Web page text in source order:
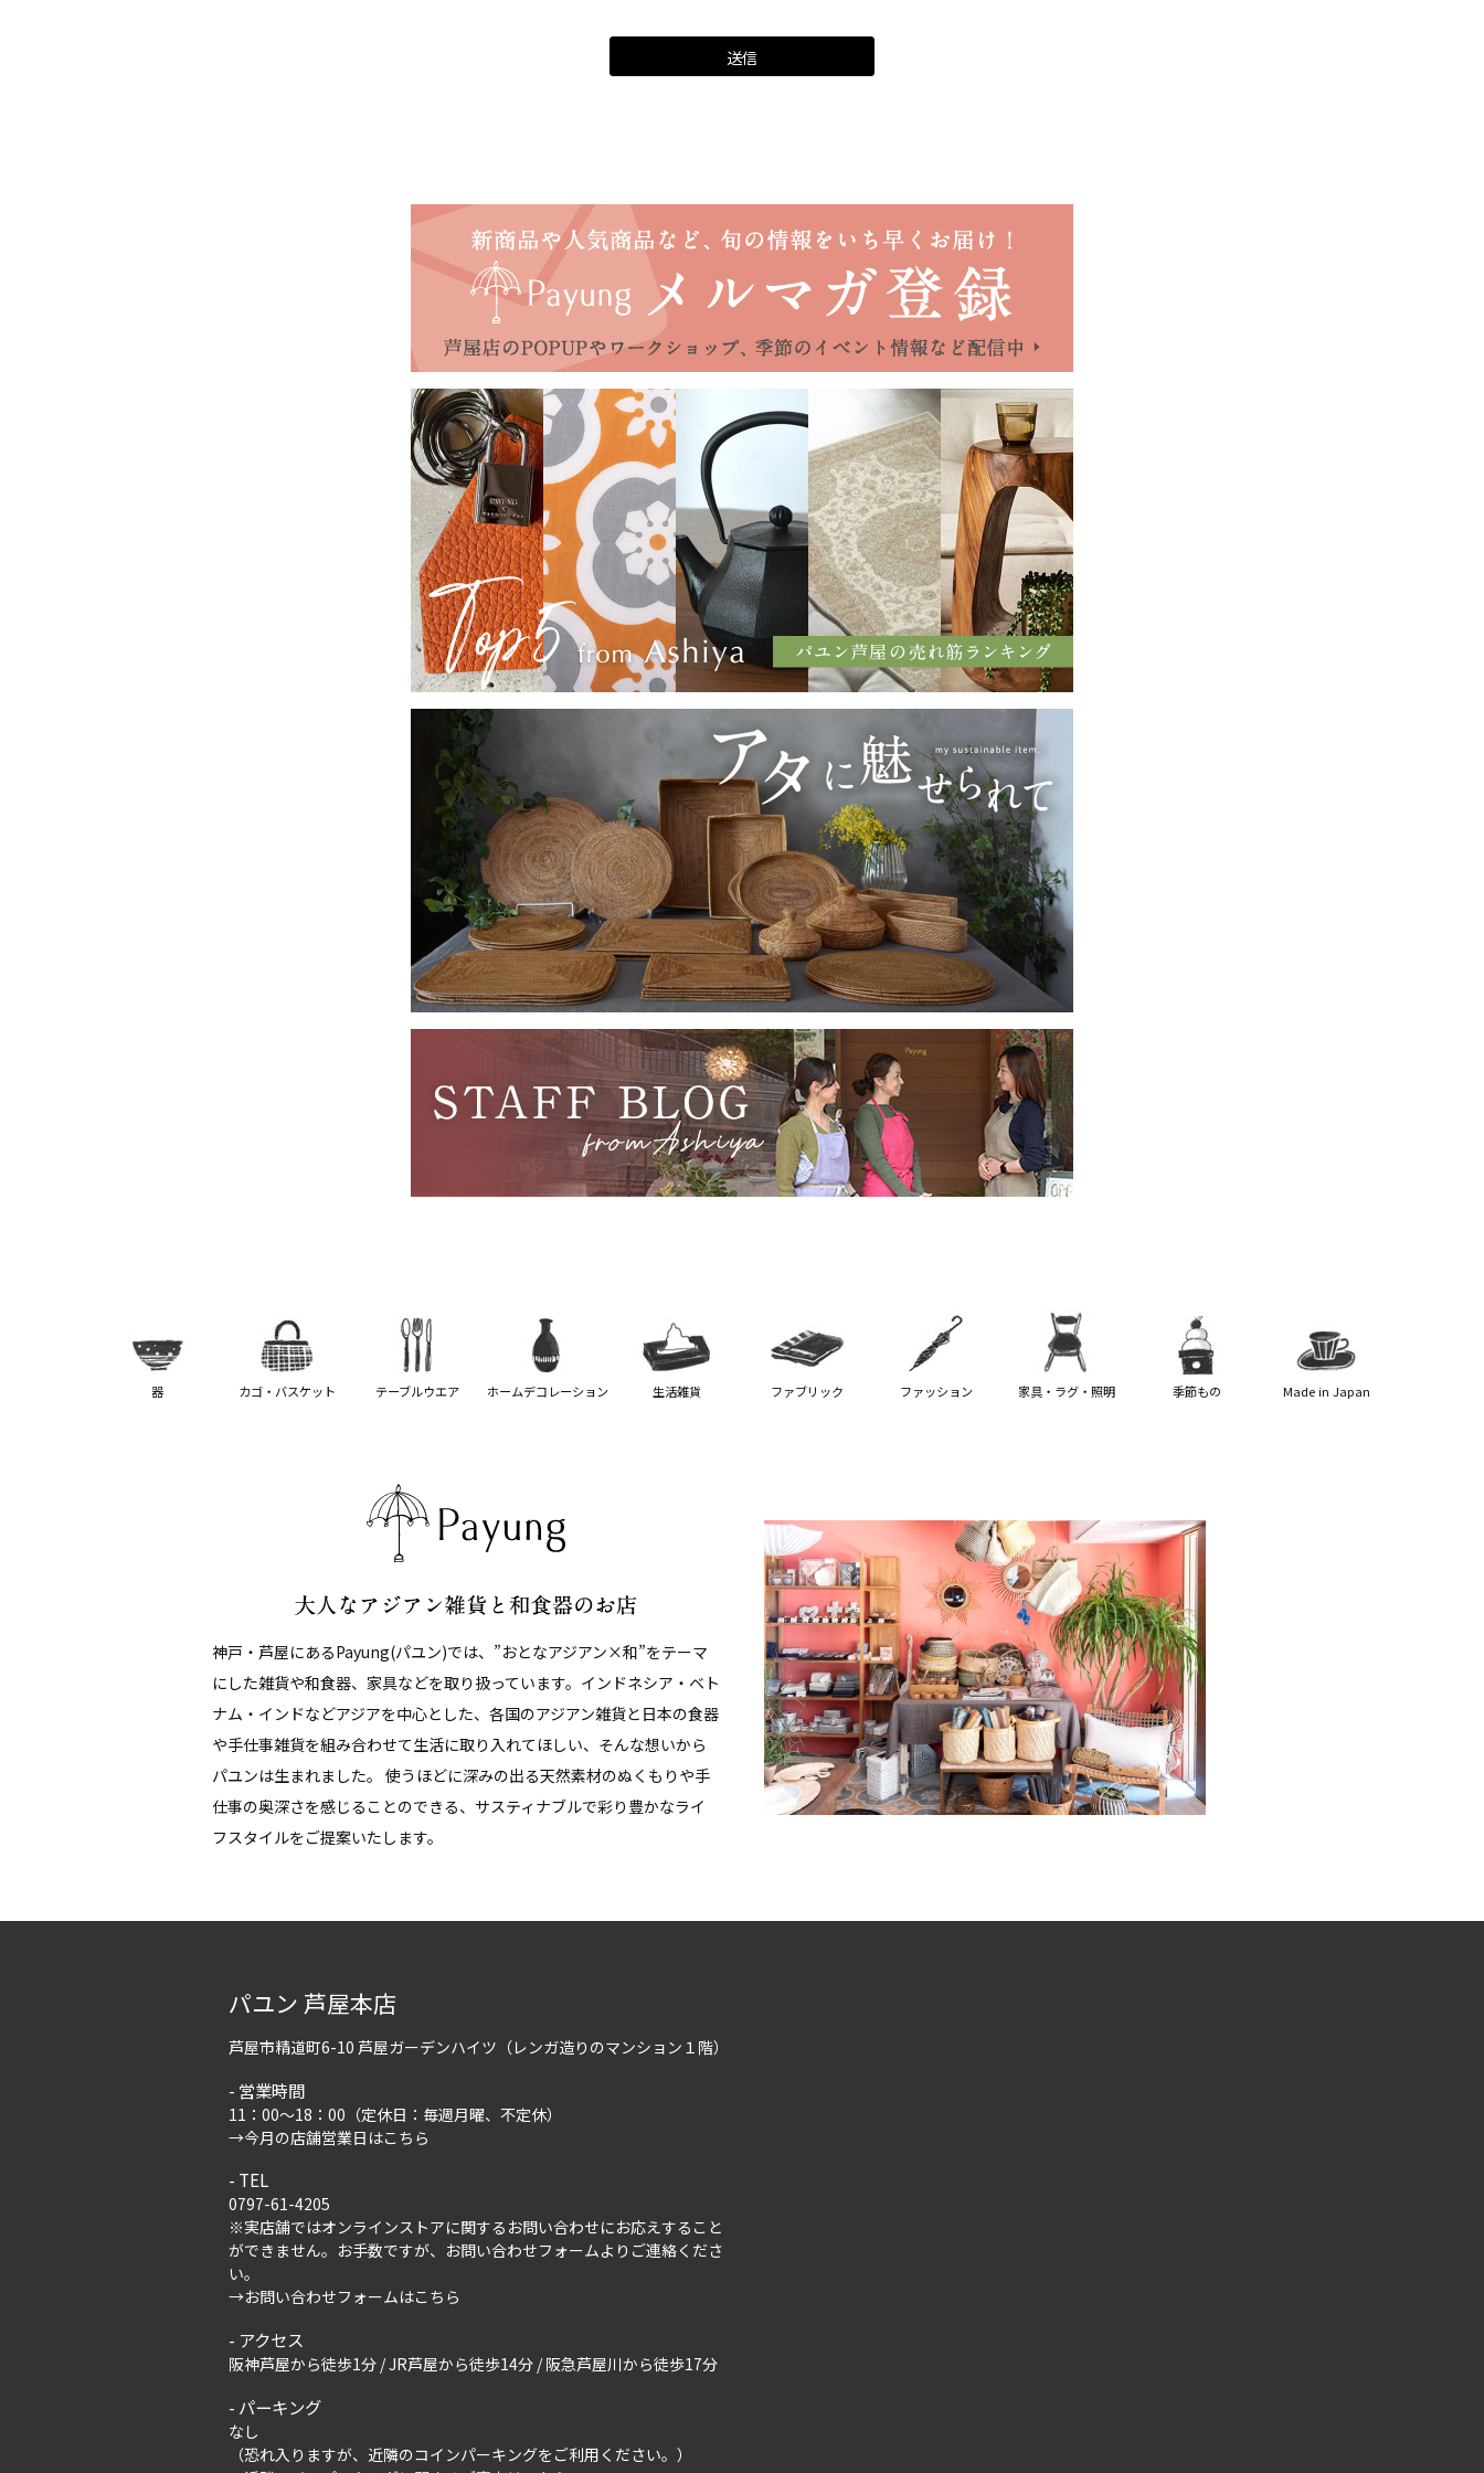
送信
器 カゴ・バスケット テーブルウエア ホームデコレーション 生活雑貨 ファブリック ファッション 家具・ラグ・照明 季節もの Made in Japan
神戸・芦屋にあるPayung(パユン)では、”おとなアジアン×和”をテーマ
にした雑貨や和食器、家具などを取り扱っています。インドネシア・ベト
ナム・インドなどアジアを中心とした、各国のアジアン雑貨と日本の食器
や手仕事雑貨を組み合わせて生活に取り入れてほしい、そんな想いから
パユンは生まれました。 使うほどに深みの出る天然素材のぬくもりや手
仕事の奥深さを感じることのできる、サスティナブルで彩り豊かなライ
フスタイルをご提案いたします。
パユン 芦屋本店
芦屋市精道町6-10 芦屋ガーデンハイツ（レンガ造りのマンション１階）
営業時間
11：00～18：00（定休日：毎週月曜、不定休）
→今月の店舗営業日はこちら
TEL
0797-61-4205
※実店舗ではオンラインストアに関するお問い合わせにお応えすること
ができません。お手数ですが、 お問い合わせフォームよりご連絡くださ
い。
→お問い合わせフォームはこちら
アクセス
阪神芦屋から徒歩1分 / JR芦屋から徒歩14分 / 阪急芦屋川から徒歩17分
パーキング
なし
（恐れ入りますが、近隣のコインパーキングをご利用ください。）